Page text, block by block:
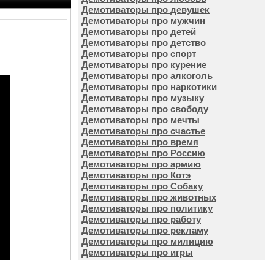
Демотиваторы про девушек
Демотиваторы про мужчин
Демотиваторы про детей
Демотиваторы про детство
Демотиваторы про спорт
Демотиваторы про курение
Демотиваторы про алкоголь
Демотиваторы про наркотики
Демотиваторы про музыку
Демотиваторы про свободу
Демотиваторы про мечты
Демотиваторы про счастье
Демотиваторы про время
Демотиваторы про Россию
Демотиваторы про армию
Демотиваторы про Котэ
Демотиваторы про Собаку
Демотиваторы про животных
Демотиваторы про политику
Демотиваторы про работу
Демотиваторы про рекламу
Демотиваторы про милицию
Демотиваторы про игры